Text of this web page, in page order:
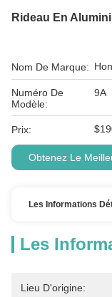
Rideau En
Nom De Marque:
Numéro De
Modèle:
9A
Prix:
Obtenez Le
Les Informations
Les
Lieu D'origine: